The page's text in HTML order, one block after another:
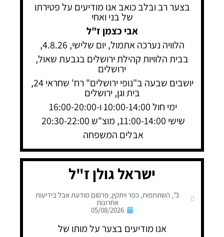
בצער רב ובלב כואב אנו מודיעים על פטירתו
של בני ואחי
אבי כצמן ז"ל
הלוויה נערכה אתמול, יום שלישי, 4.8.26,
בבית הלוויות קהילת ירושלים בגבעת שאול,
ירושלים
יושבים שבעה ב"נופי ירושלים" רח' שחראי 24,
בית וגן, ירושלים
ימי חול 10:00-14:00 ו-16:00-20:00
שישי 11:00-14:00, מוצ"ש 20:30-22:00
אבלים המשפחה
ישראל גולן ז"ל
3"
, השתתפות, כפר ויתקין, פרסום מודעת אבל בידיעות
אחרונות
05/08/2026
אנו מודיעים בצער על מותו של